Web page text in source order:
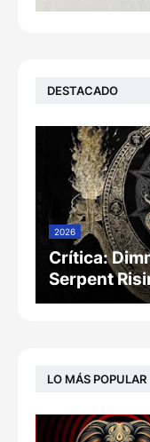
DESTACADO
2026
Crítica:
Serpent
LO MÁS POPULAR